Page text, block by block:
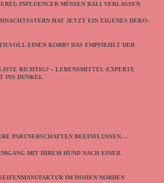
INFLUENCER MÜSSEN BALI VERLASSEN
HAT JETZT EIN EIGENES DEKO-
EINEN KORB? DAS EMPFIEHLT DER
RICHTIG? – LEBENSMITTEL-EXPERTE
INS DUNKEL
PARTNERSCHAFTEN BEEINFLUSSEN…
MIT IHREM HUND NACH EINER
IM HOHEN NORDEN